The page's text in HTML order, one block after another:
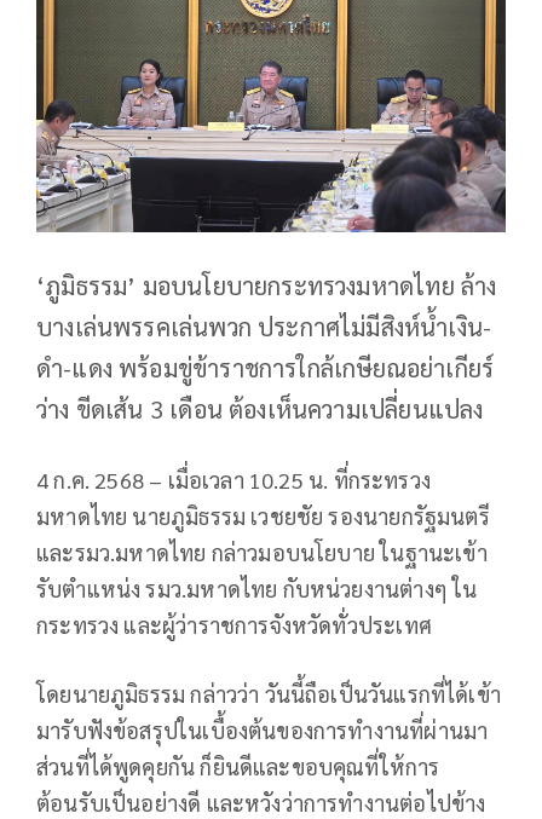
‘ภูมิธรรม’ มอบนโยบายกระทรวงมหาดไทย​ ล้าง
บางเล่นพรรคเล่นพวก ประกาศไม่มีสิงห์น้ำเงิน-
ดำ-แดง พร้อมขู่ข้าราชการใกล้เกษียณอย่าเกียร์
ว่าง ขีดเส้น 3 เดือน ต้องเห็นความเปลี่ยนแปลง
4 ก.ค. 2568 – เมื่อเวลา 10.25 น. ที่กระทรวง
มหาดไทย นายภูมิธรรม เวชยชัย รองนายกรัฐมนตรี
และรมว.มหาดไทย​ กล่าวมอบนโยบาย​ ใน​ฐานะเข้า
รับตำแหน่ง รมว.มหาดไทย กับ​หน่วยงานต่างๆ ใน
กระทรวง​ ​และผู้ว่าราชการจังหวัดทั่วประเทศ​
โดยนายภูมิธรรม กล่าวว่า วันนี้ถือเป็นวันแรกที่ได้เข้า
มารับฟังข้อสรุปในเบื้องต้นของการทำงานที่ผ่านมา
ส่วนที่ได้พูดคุยกัน ก็ยินดีและขอบคุณที่ให้การ
ต้อนรับเป็นอย่างดี และหวังว่า​การทำงานต่อไปข้าง